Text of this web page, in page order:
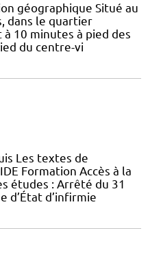
géographique Situé au
dans le quartier
à 10 minutes à pied des
du centre-vi
Les textes de
Formation Accès à la
études : Arrêté du 31
d’État d’infirmie